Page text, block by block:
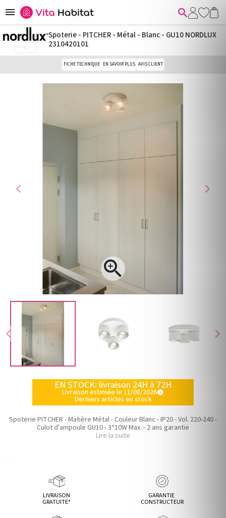
 
chevron_left chevron_right
chevron_left

chevron_right
Spoterie - PITCHER - Métal - Blanc - GU10 NORDLUX
2310420101
FICHE TECHNIQUE EN SAVOIR PLUS AVIS CLIENT
EN STOCK: livraison 24H à 72H
Livraison estimée le 11/08/2026info
Derniers articles en stock
Spoterie PITCHER - Matière Métal - Couleur Blanc - IP20 - Vol. 220-240 -
Culot d'ampoule GU10 - 3*10W Max. - 2 ans garantie
Lire la suite
LIVRAISON
GRATUITE*
GARANTIE
CONSTRUCTEUR